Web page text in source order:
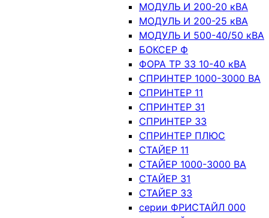
МОДУЛЬ И 200-20 кВА
МОДУЛЬ И 200-25 кВА
МОДУЛЬ И 500-40/50 кВА
БОКСЕР Ф
ФОРА ТР 33 10-40 кВА
СПРИНТЕР 1000-3000 ВА
СПРИНТЕР 11
СПРИНТЕР 31
СПРИНТЕР 33
СПРИНТЕР ПЛЮС
СТАЙЕР 11
СТАЙЕР 1000-3000 ВА
СТАЙЕР 31
СТАЙЕР 33
серии ФРИСТАЙЛ 000